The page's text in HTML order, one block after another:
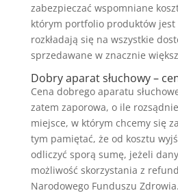
zabezpieczać wspomniane
którym portfolio produktów jest
rozkładają się na wszystkie
sprzedawane w znacznie
Dobry aparat słuchowy –
Cena dobrego aparatu
zatem zaporowa, o ile
miejsce, w którym chcemy się
tym pamiętać, że od kosztu
odliczyć sporą sumę, jeżeli
możliwość skorzystania z
Narodowego Funduszu